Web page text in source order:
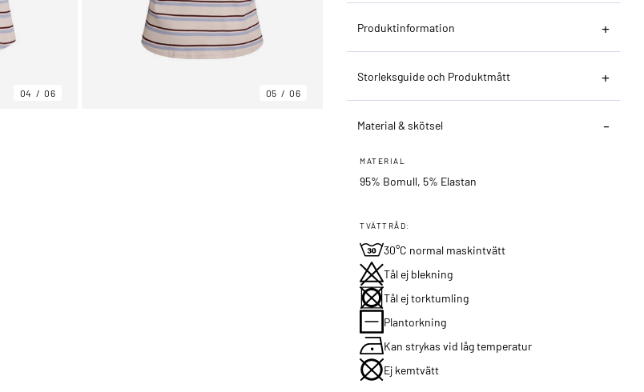
04 06 05 06
Produktinformation
Storleksguide och Produktmått
Material & skötsel
MATERIAL
95% Bomull, 5% Elastan
TVÄTTRÅD:
30°C normal maskintvätt
Tål ej blekning
Tål ej torktumling
Plantorkning
Kan strykas vid låg temperatur
Ej kemtvätt